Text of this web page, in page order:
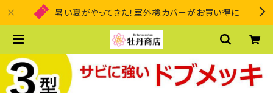
暑い夏がやってきた！室外機カバーがお買い得に